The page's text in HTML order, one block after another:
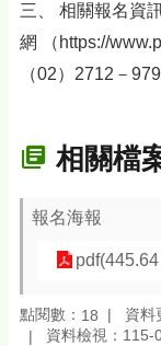
三、
相關報名資
網
（ https://
（02） 2712 －
相關檔
報名海報
點閱數： 18
資料
資料檢視：115-